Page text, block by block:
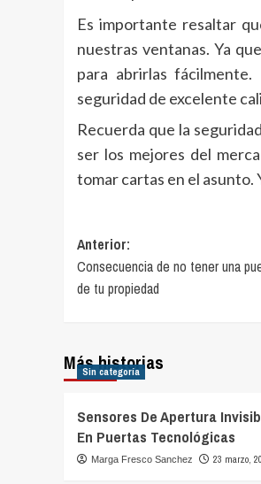
Es importante resaltar
nuestras ventanas. Ya
para abrirlas
seguridad de excelente
Recuerda que la
ser los mejores del
tomar cartas en el asunto.
Navegación
de
entradas
Anterior:
Consecuencia de no tener una
de tu propiedad
Más historias
Sin categoría
Sensores De Apertura
En Puertas Tecnológicas
Marga Fresco Sanchez 23 marzo,